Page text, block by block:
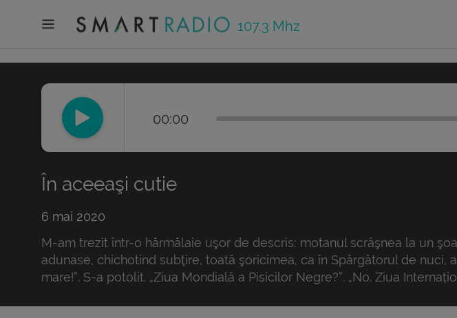
107.3 Mhz
00:00
În aceeaşi cutie
6 mai 2020
M-am trezit într-o hărmălaie uşor de descris: motanul scrâşnea la un
adunase, chichotind subţire, toată şoricimea, ca în Spărgătorul de nuci,
mare!”. S-a potolit. „Ziua Mondială a Pisicilor Negre?”. „No. Ziua